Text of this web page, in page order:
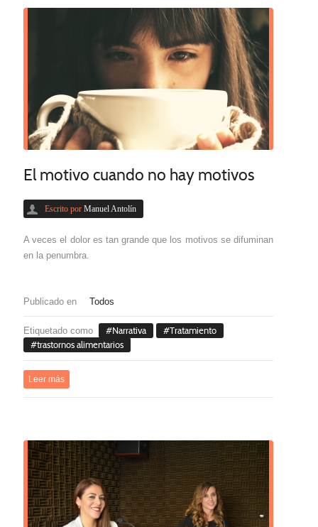
El motivo cuando no hay motivos
Escrito por Manuel Antolín
A veces el dolor es tan grande que los motivos se difuminan
en la penumbra.
Publicado en Todos
Etiquetado como Narrativa
Tratamiento
trastornos alimentarios
Leer más